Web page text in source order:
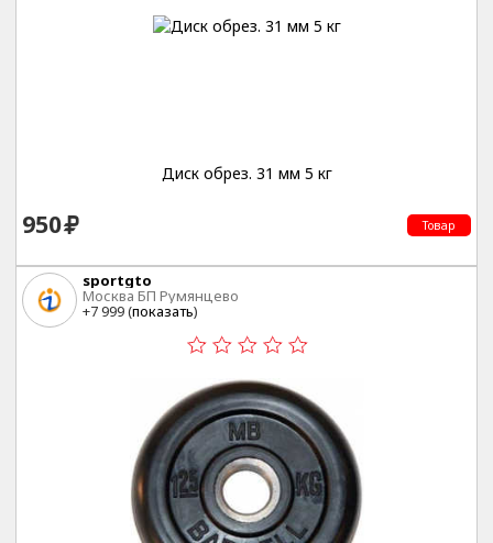
Диск обрез. 31 мм 5 кг
950 Товар
sportgto
Москва БП Румянцево
+7 999 (показать)